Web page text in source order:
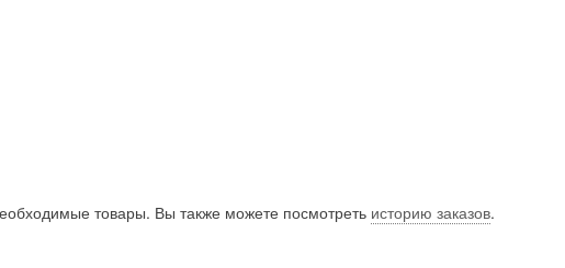
товары. Вы также можете посмотреть историю заказов.